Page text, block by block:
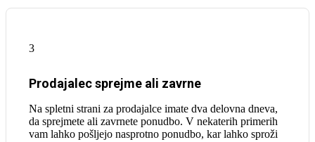
3
Prodajalec sprejme ali zavrne
Na spletni strani za prodajalce imate dva delovna dneva,
da sprejmete ali zavrnete ponudbo. V nekaterih primerih
vam lahko pošljejo nasprotno ponudbo, kar lahko sproži